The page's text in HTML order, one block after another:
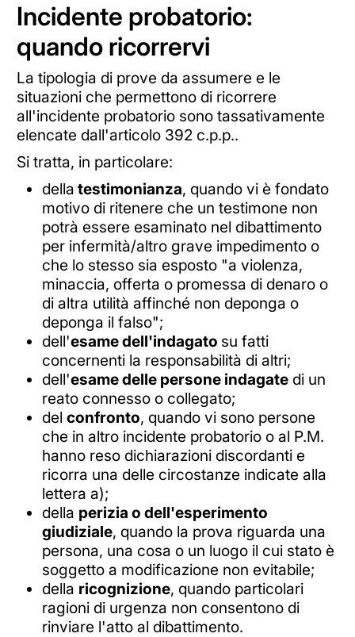
Incidente probatorio:
quando ricorrervi
La tipologia di prove da assumere e le
situazioni che permettono di ricorrere
all'incidente probatorio sono tassativamente
elencate dall'articolo 392 c.p.p..
Si tratta, in particolare:
della testimonianza, quando vi è fondato
motivo di ritenere che un testimone non
potrà essere esaminato nel dibattimento
per infermità/altro grave impedimento o
che lo stesso sia esposto "a violenza,
minaccia, offerta o promessa di denaro o
di altra utilità affinché non deponga o
deponga il falso";
dell'esame dell'indagato su fatti
concernenti la responsabilità di altri;
dell'esame delle persone indagatedi un
reato connesso o collegato;
del confronto, quando vi sono persone
che in altro incidente probatorio o al P.M.
hanno reso dichiarazioni discordanti e
ricorra una delle circostanze indicate alla
lettera a);
della perizia o dell'esperimento
giudiziale, quando la prova riguarda una
persona, una cosa o un luogo il cui stato è
soggetto a modificazione non evitabile;
della ricognizione, quando particolari
ragioni di urgenza non consentono di
rinviare l'atto al dibattimento.